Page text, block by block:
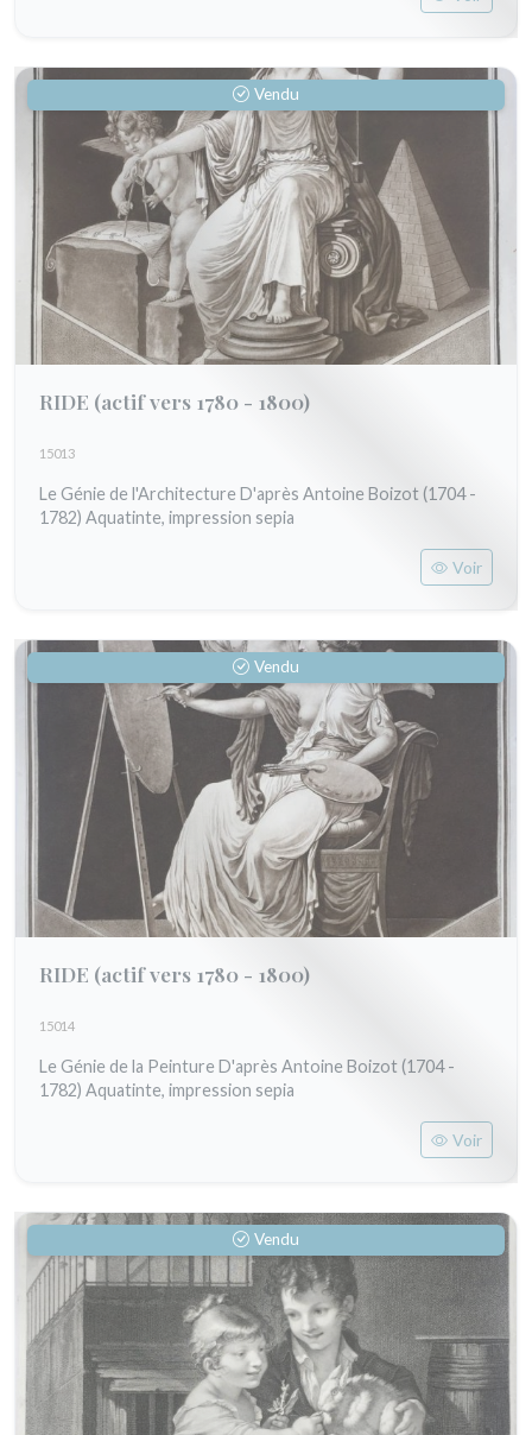
Vendu
RIDE (actif vers 1780 - 1800)
15013
Le Génie de l'Architecture D'après Antoine Boizot (1704 -
1782) Aquatinte, impression sepia
Voir
Vendu
RIDE (actif vers 1780 - 1800)
15014
Le Génie de la Peinture D'après Antoine Boizot (1704 -
1782) Aquatinte, impression sepia
Voir
Vendu